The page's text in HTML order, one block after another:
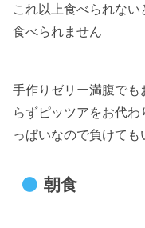
これ以上食べられな
食べられません
手作りゼリー満腹で
らずピッツアをお代
っぱいなので負けても
朝食